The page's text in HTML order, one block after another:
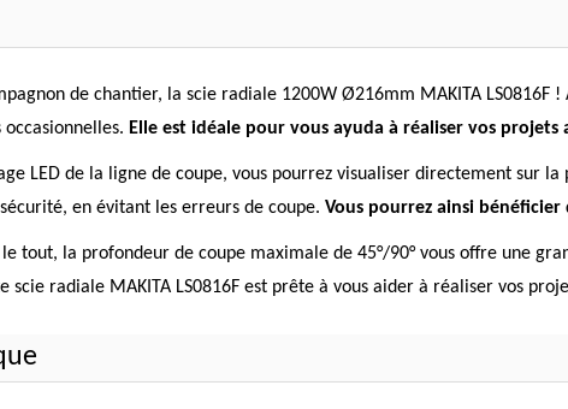
de chantier, la scie radiale 1200W Ø216mm MAKITA
Elle est idéale pour vous ayuda à réaliser vos
LED de la ligne de coupe, vous pourrez visualiser directement
en évitant les erreurs de coupe. Vous pourrez ainsi
tout, la profondeur de coupe maximale de 45°/90° vous offre une
scie radiale MAKITA LS0816F est prête à vous aider à réaliser vos